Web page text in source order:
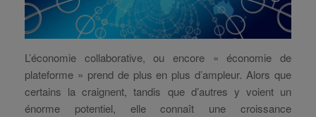
L’économie collaborative, ou encore « économie de
plateforme » prend de plus en plus d’ampleur. Alors que
certains la craignent, tandis que d’autres y voient un
énorme potentiel, elle connaît une croissance